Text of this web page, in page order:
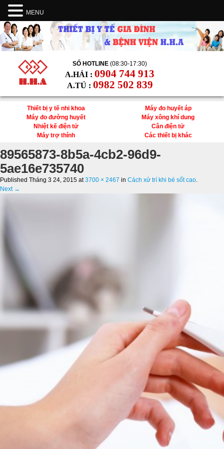
SỐ HOTLINE (08:30-17:30)
A.HẢI : 0904 744 913
A.TÚ : 0982 502 839
Thiết bị y tế nhi khoa
Máy đo huyết áp
Máy đo đường huyết
Máy xông khí dung
Nhiệt kế điện tử
Cân điện tử
Máy trợ thính
Các thiết bị khác
89565873-8b5a-4cb2-96d9-
5ae16e735740
Published Tháng 3 24, 2015 at3700 × 2467 in Cách xử trí khi bé sốt cao.
Next →
MENU